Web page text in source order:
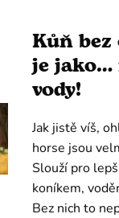
Kůň
je jako…
vody!
Jak jistě víš,
horse jsou
Slouží pro
koníkem,
Bez nich to